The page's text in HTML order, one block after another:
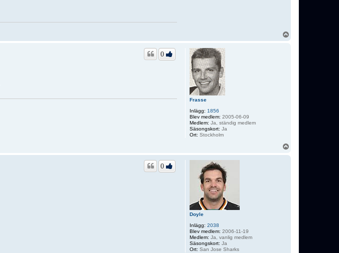
Frasse
Inlägg: 1856
Blev medlem: 2005-06-09
Medlem: Ja, ständig medlem
Säsongskort: Ja
Ort: Stockholm
0
Doyle
Inlägg: 2038
Blev medlem: 2006-11-19
Medlem: Ja, vanlig medlem
Säsongskort: Ja
Ort: San Jose Sharks
0